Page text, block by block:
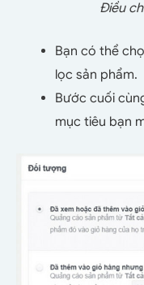
Điều
Bạn có thể
lọc sản phẩm.
Bước cuối
mục tiêu bạn